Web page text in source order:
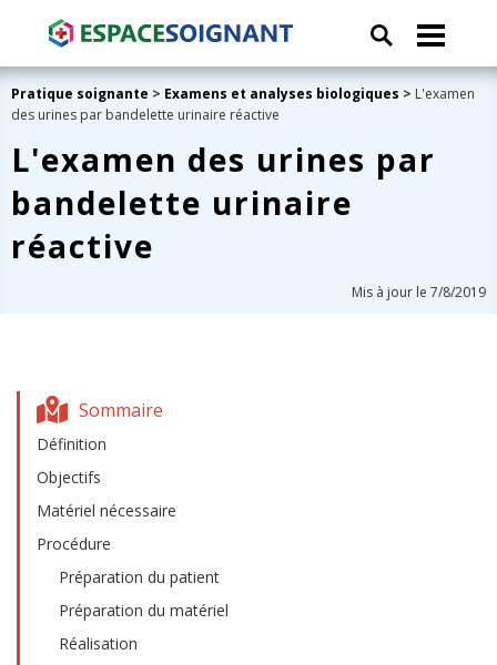
Pratique soignante > Examens et analyses biologiques > L'examen
des urines par bandelette urinaire réactive
L'examen des urines par
bandelette urinaire
réactive
Mis à jour le 7/8/2019
Sommaire
Définition
Objectifs
Matériel nécessaire
Procédure
Préparation du patient
Préparation du matériel
Réalisation